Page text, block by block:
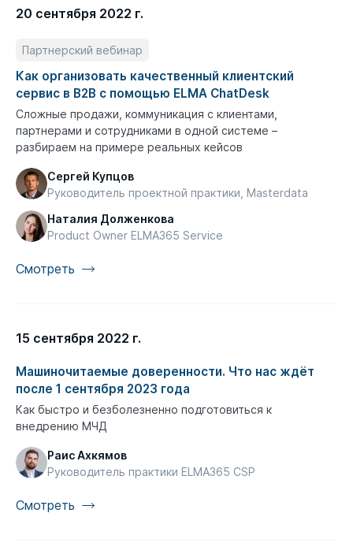
20 сентября 2022 г.
Партнерский вебинар
Как организовать качественный клиентский
сервис в B2B с помощью ELMA ChatDesk
Сложные продажи, коммуникация с клиентами,
партнерами и сотрудниками в одной системе –
разбираем на примере реальных кейсов
Сергей Купцов
Руководитель проектной практики, Masterdata
Наталия Долженкова
Product Owner ELMA365 Service
Смотреть
15 сентября 2022 г.
Машиночитаемые доверенности. Что нас ждёт
после 1 сентября 2023 года
Как быстро и безболезненно подготовиться к
внедрению МЧД
Раис Ахкямов
Руководитель практики ELMA365 CSP
Смотреть